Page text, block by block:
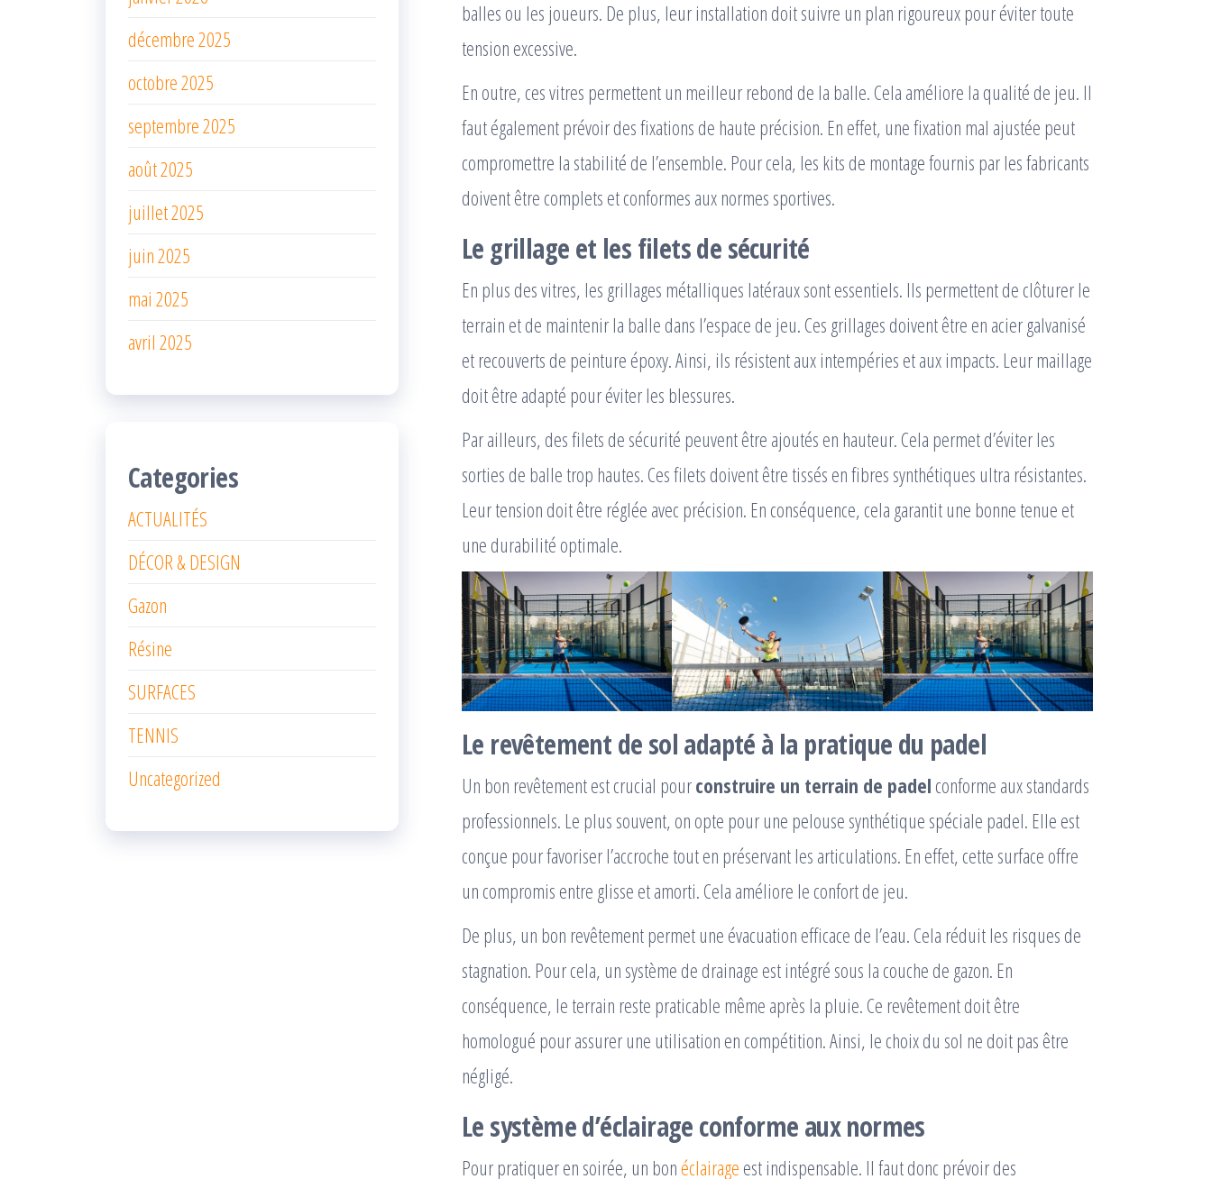
balles ou les joueurs. De plus, leur installation doit suivre un plan rigoureux pour éviter toute
tension excessive.
En outre, ces vitres permettent un meilleur rebond de la balle. Cela améliore la qualité de jeu. Il
faut également prévoir des fixations de haute précision. En effet, une fixation mal ajustée peut
compromettre la stabilité de l’ensemble. Pour cela, les kits de montage fournis par les fabricants
doivent être complets et conformes aux normes sportives.
Le grillage et les filets de sécurité
En plus des vitres, les grillages métalliques latéraux sont essentiels. Ils permettent de clôturer le
terrain et de maintenir la balle dans l’espace de jeu. Ces grillages doivent être en acier galvanisé
et recouverts de peinture époxy. Ainsi, ils résistent aux intempéries et aux impacts. Leur maillage
doit être adapté pour éviter les blessures.
Par ailleurs, des filets de sécurité peuvent être ajoutés en hauteur. Cela permet d’éviter les
sorties de balle trop hautes. Ces filets doivent être tissés en fibres synthétiques ultra résistantes.
Leur tension doit être réglée avec précision. En conséquence, cela garantit une bonne tenue et
une durabilité optimale.
Le revêtement de sol adapté à la pratique du padel
Un bon revêtement est crucial pourconstruire un terrain de padel conforme aux standards
professionnels. Le plus souvent, on opte pour une pelouse synthétique spéciale padel. Elle est
conçue pour favoriser l’accroche tout en préservant les articulations. En effet, cette surface offre
un compromis entre glisse et amorti. Cela améliore le confort de jeu.
De plus, un bon revêtement permet une évacuation efficace de l’eau. Cela réduit les risques de
stagnation. Pour cela, un système de drainage est intégré sous la couche de gazon. En
conséquence, le terrain reste praticable même après la pluie. Ce revêtement doit être
homologué pour assurer une utilisation en compétition. Ainsi, le choix du sol ne doit pas être
négligé.
Le système d’éclairage conforme aux normes
Pour pratiquer en soirée, un bonéclairage est indispensable. Il faut donc prévoir des
décembre 2025
octobre 2025
septembre 2025
août 2025
juillet 2025
juin 2025
mai 2025
avril 2025
Categories
ACTUALITÉS
DÉCOR & DESIGN
Gazon
Résine
SURFACES
TENNIS
Uncategorized